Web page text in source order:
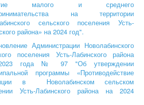
малого и среднего
на территории
сельского поселения Усть-
района» на 2024 год".
Администрации Новолабинского
поселения Усть-Лабинского района
года № 97 "Об утверждении
программы «Противодействие
в Новолабинском сельском
Усть-Лабинского района на 2024